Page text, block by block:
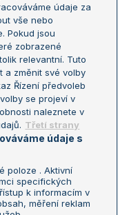
údaje za
vše nebo
Pokud jsou
zobrazené
relevantní. Tuto
a změnit své volby
Řízení předvoleb
se projeví v
naleznete v
Třetí strany
údaje s
poloze . Aktivní
specifických
k informacím v
měření reklam